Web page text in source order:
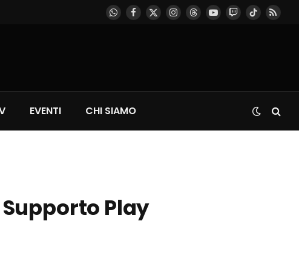
WhatsApp
Facebook
X
Instagram
ThreadsYouTube
TwitchTikTok
RSS
EVENTI CHI SIAMO
Play